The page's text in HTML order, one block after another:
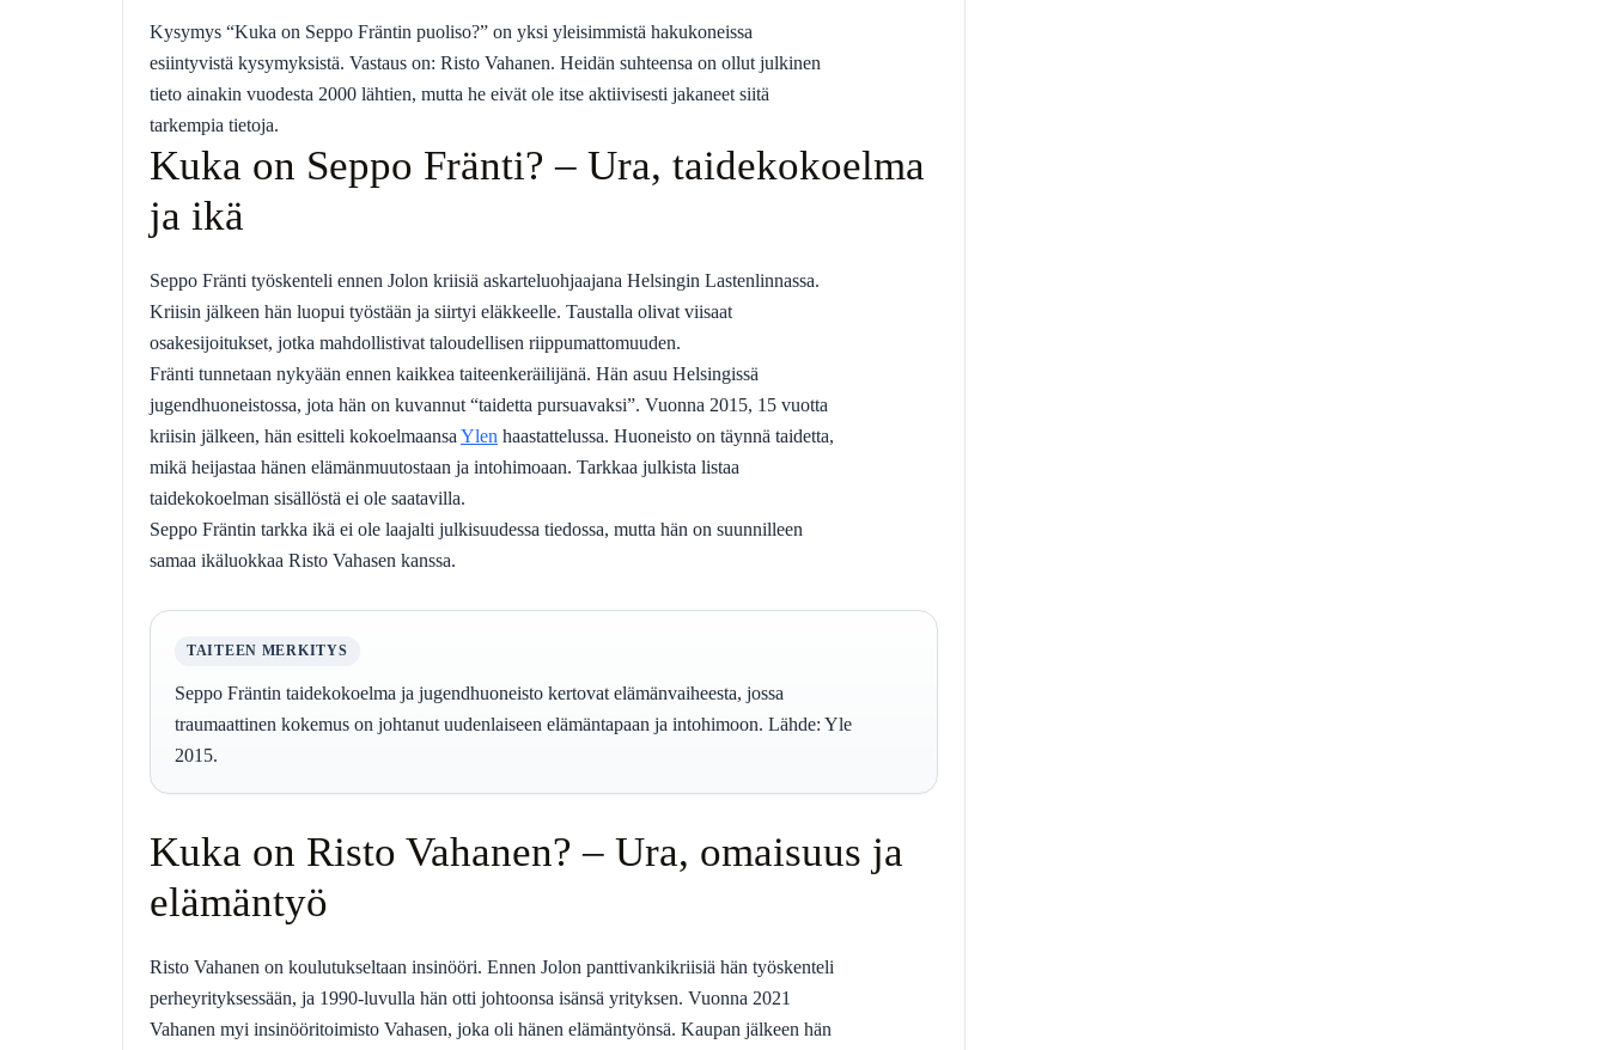
Kysymys “Kuka on Seppo Fräntin puoliso?” on yksi yleisimmistä hakukoneissa
esiintyvistä kysymyksistä. Vastaus on: Risto Vahanen. Heidän suhteensa on ollut julkinen
tieto ainakin vuodesta 2000 lähtien, mutta he eivät ole itse aktiivisesti jakaneet siitä
tarkempia tietoja.
Kuka on Seppo Fränti? – Ura, taidekokoelma
ja ikä
Seppo Fränti työskenteli ennen Jolon kriisiä askarteluohjaajana Helsingin Lastenlinnassa.
Kriisin jälkeen hän luopui työstään ja siirtyi eläkkeelle. Taustalla olivat viisaat
osakesijoitukset, jotka mahdollistivat taloudellisen riippumattomuuden.
Fränti tunnetaan nykyään ennen kaikkea taiteenkeräilijänä. Hän asuu Helsingissä
jugendhuoneistossa, jota hän on kuvannut “taidetta pursuavaksi”. Vuonna 2015, 15 vuotta
kriisin jälkeen, hän esitteli kokoelmaansaYlen haastattelussa. Huoneisto on täynnä taidetta,
mikä heijastaa hänen elämänmuutostaan ja intohimoaan. Tarkkaa julkista listaa
taidekokoelman sisällöstä ei ole saatavilla.
Seppo Fräntin tarkka ikä ei ole laajalti julkisuudessa tiedossa, mutta hän on suunnilleen
samaa ikäluokkaa Risto Vahasen kanssa.
TAITEEN MERKITYS
Seppo Fräntin taidekokoelma ja jugendhuoneisto kertovat elämänvaiheesta, jossa
traumaattinen kokemus on johtanut uudenlaiseen elämäntapaan ja intohimoon. Lähde: Yle
2015.
Kuka on Risto Vahanen? – Ura, omaisuus ja
elämäntyö
Risto Vahanen on koulutukseltaan insinööri. Ennen Jolon panttivankikriisiä hän työskenteli
perheyrityksessään, ja 1990-luvulla hän otti johtoonsa isänsä yrityksen. Vuonna 2021
Vahanen myi insinööritoimisto Vahasen, joka oli hänen elämäntyönsä. Kaupan jälkeen hän